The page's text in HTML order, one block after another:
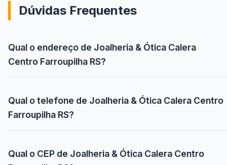
Dúvidas Frequentes
Qual o endereço de Joalheria & Ótica Calera
Centro Farroupilha RS?
Qual o telefone de Joalheria & Ótica Calera Centro
Farroupilha RS?
Qual o CEP de Joalheria & Ótica Calera Centro